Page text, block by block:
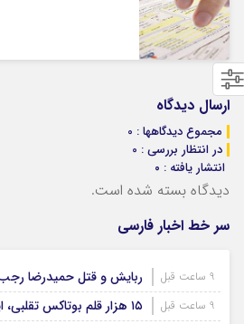
ارسال دیدگاه
مجموع دیدگاهها : 0
در انتظار بررسی : 0
انتشار یافته : ۰
دیدگاه بسته شده است.
سر خط اخبار فارسی
ربایش و قتل حمیدرضا
۱۵ هزار قلم بوتاکس تقلبی، این بار در زعفرانیه